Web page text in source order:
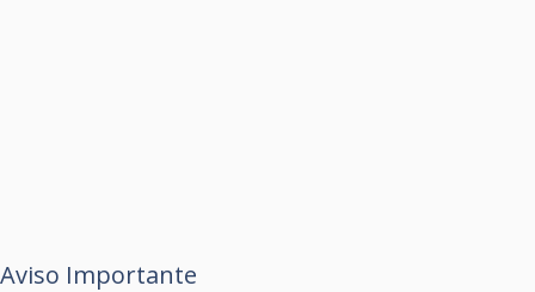
Aviso Importante